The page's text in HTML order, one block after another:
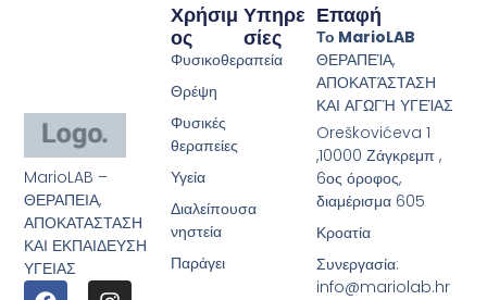
MarioLAB –
ΘΕΡΑΠΕΙΑ,
ΑΠΟΚΑΤΑΣΤΑΣΗ
ΚΑΙ ΕΚΠΑΙΔΕΥΣΗ
ΥΓΕΙΑΣ
Υπηρε
Σίες
Χρήσιμ
Ος
Φυσικοθεραπεία
Θρέψη
Φυσικές
θεραπείες
Υγεία
Διαλείπουσα
νηστεία
Παράγει
Επαφή
Το MarioLAB
ΘΕΡΑΠΕΊΑ,
ΑΠΟΚΑΤΆΣΤΑΣΗ
ΚΑΙ ΑΓΩΓΉ ΥΓΕΊΑΣ
Oreškovićeva 1
,10000 Ζάγκρεμπ ,
6ος όροφος,
διαμέρισμα 605
Κροατία
Συνεργασία:
info@mariolab.hr